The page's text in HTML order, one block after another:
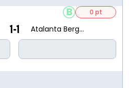
Atalanta Bergame
1-1
0 pt